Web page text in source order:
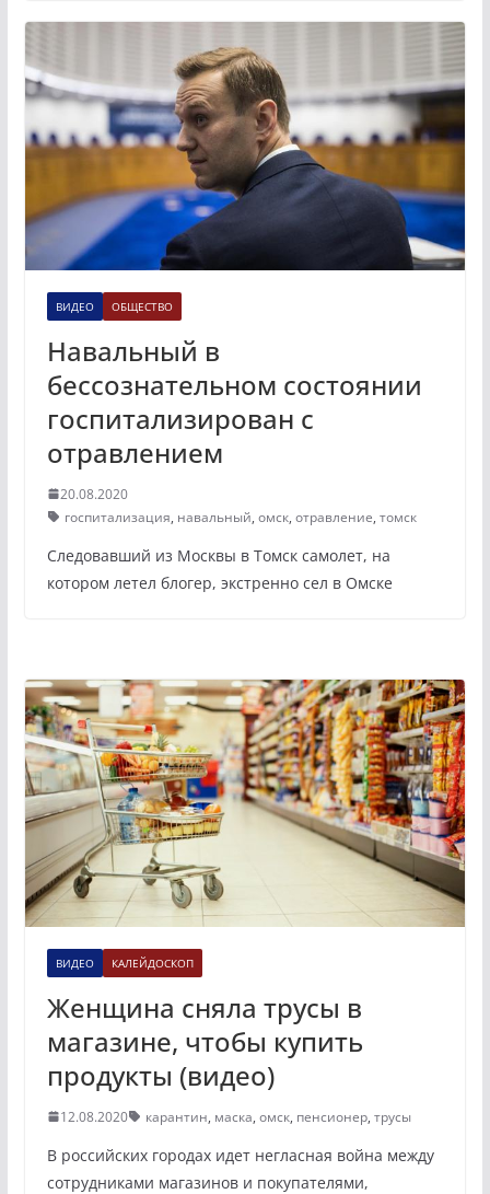
ВИДЕО ОБЩЕСТВО
Навальный в
бессознательном состоянии
госпитализирован c
отравлением
20.08.2020
госпитализация, навальный, омск, отравление, томск
Следовавший из Москвы в Томск самолет, на
котором летел блогер, экстренно сел в Омске
ВИДЕО КАЛЕЙДОСКОП
Женщина сняла трусы в
магазине, чтобы купить
продукты (видео)
12.08.2020 карантин, маска, омск, пенсионер, трусы
В российских городах идет негласная война между
сотрудниками магазинов и покупателями,